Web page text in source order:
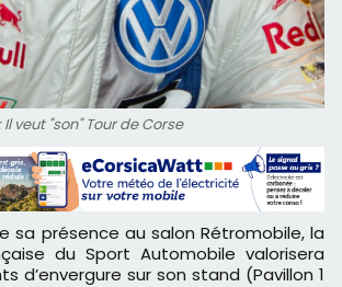
veut "son" Tour de Corse
du Sport Automobile valorisera
d’envergure sur son stand (Pavillon 1